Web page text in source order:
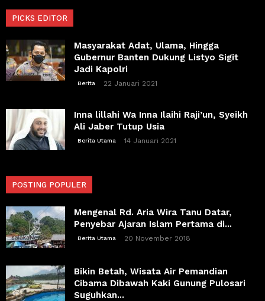
PICKS EDITOR
Masyarakat Adat, Ulama, Hingga
Gubernur Banten Dukung Listyo Sigit
Jadi Kapolri
Berita 22 Januari 2021
Inna lillahi Wa Inna Ilaihi Raji’un, Syeikh
Ali Jaber Tutup Usia
Berita Utama 14 Januari 2021
POSTING POPULER
Mengenal Rd. Aria Wira Tanu Datar,
Penyebar Ajaran Islam Pertama di...
Berita Utama 20 November 2018
Bikin Betah, Wisata Air Pemandian
Cibama Dibawah Kaki Gunung Pulosari
Suguhkan...